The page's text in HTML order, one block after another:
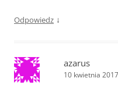
Odpowiedz ↓
azarus
10 kwietnia